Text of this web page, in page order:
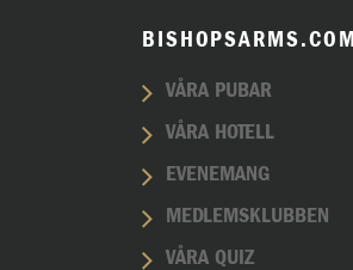
BISHOPSARMS.COM
VÅRA PUBAR
VÅRA HOTELL
EVENEMANG
MEDLEMSKLUBBEN
VÅRA QUIZ